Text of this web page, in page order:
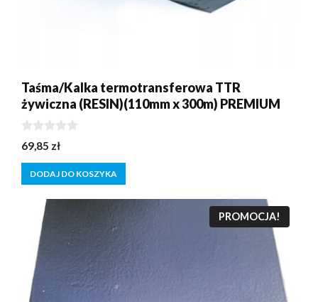
Taśma/Kalka termotransferowa TTR
żywiczna (RESIN)(110mm x 300m) PREMIUM
0
z
5
69,85 zł
DODAJ DO KOSZYKA
PROMOCJA!